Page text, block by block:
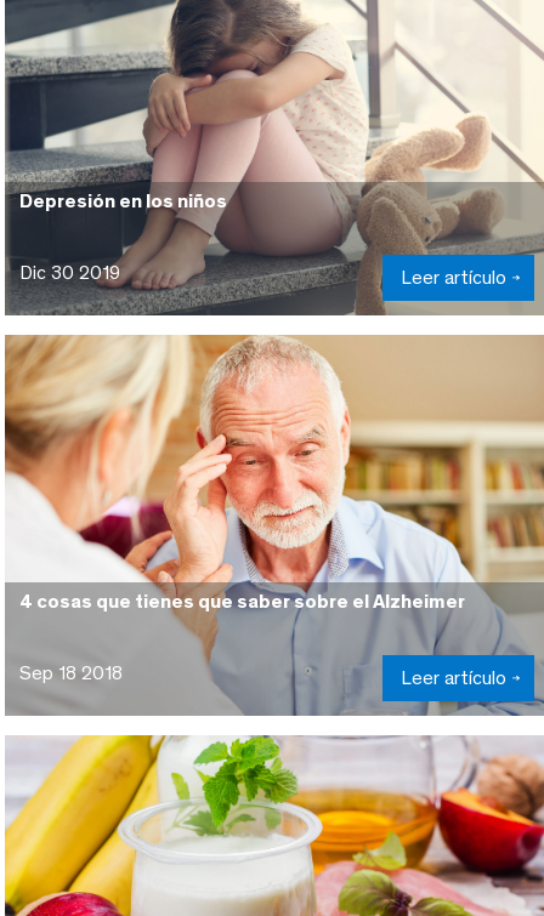
Depresión en los niños
Dic 30 2019 Leer artículo
4 cosas que tienes que saber sobre el Alzheimer
Sep 18 2018 Leer artículo